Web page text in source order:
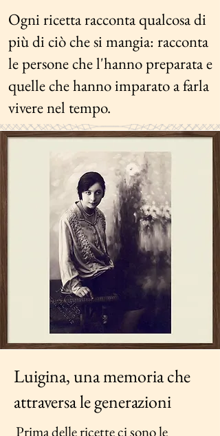
Ogni ricetta racconta qualcosa di
più di ciò che si mangia: racconta
le persone che l'hanno preparata e
quelle che hanno imparato a farla
vivere nel tempo.
Luigina, una memoria che
attraversa le generazioni
Prima delle ricette ci sono le